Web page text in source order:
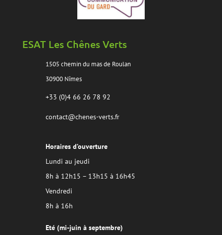
ESAT Les Chênes Verts
1505 chemin du mas de Roulan
30900 Nîmes
+33 (0)4 66 26 78 92
contact@chenes-verts.fr
Horaires d’ouverture
Lundi au jeudi
8h à 12h15 – 13h15 à 16h45
Vendredi
8h à 16h
Eté (mi-juin à septembre)